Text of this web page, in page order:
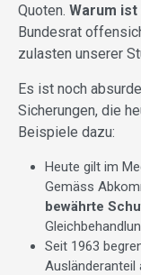
Quoten. Warum ist
Bundesrat
zulasten unserer
Es ist noch
Sicherungen, die
Beispiele dazu:
Heute gilt im
Gemäss
bewährte
Seit 1963
Ausländeranteil